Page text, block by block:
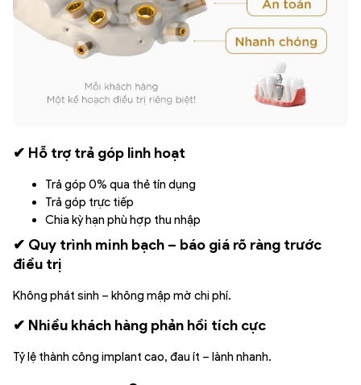
✔ Hỗ trợ trả góp linh hoạt
Trả góp 0% qua thẻ tín dụng
Trả góp trực tiếp
Chia kỳ hạn phù hợp thu nhập
✔ Quy trình minh bạch – báo giá rõ ràng trước
điều trị
Không phát sinh – không mập mờ chi phí.
✔ Nhiều khách hàng phản hồi tích cực
Tỷ lệ thành công implant cao, đau ít – lành nhanh.